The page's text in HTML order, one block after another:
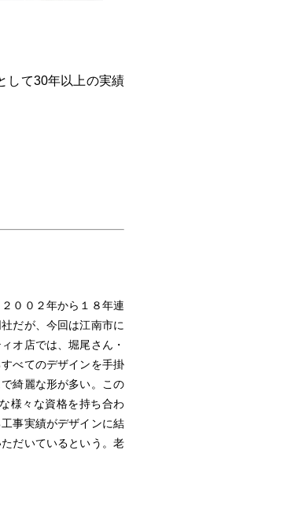
して30年以上の実績
００２年から１８年連
だが、今回は江南市に
オ店では、堀尾さん・
べてのデザインを手掛
綺麗な形が多い。この
様々な資格を持ち合わ
事実績がデザインに結
だいているという。老